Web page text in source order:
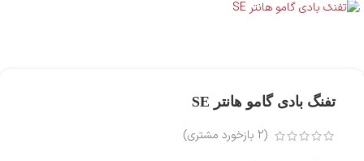
تفنگ بادی گامو هانتر SE
(
2 بازخورد مشتری)